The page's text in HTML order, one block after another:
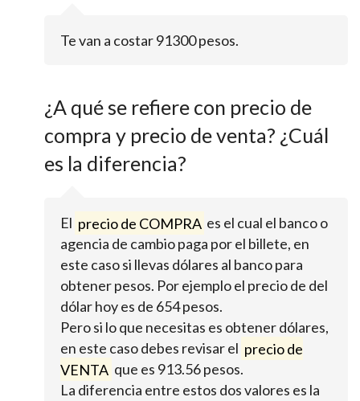
Te van a costar 91300 pesos.
¿A qué se refiere con precio de
compra y precio de venta? ¿Cuál
es la diferencia?
El precio de COMPRA es el cual el banco o
agencia de cambio paga por el billete, en
este caso si llevas dólares al banco para
obtener pesos. Por ejemplo el precio de del
dólar hoy es de 654 pesos.
Pero si lo que necesitas es obtener dólares,
en este caso debes revisar el precio de
VENTA que es 913.56 pesos.
La diferencia entre estos dos valores es la